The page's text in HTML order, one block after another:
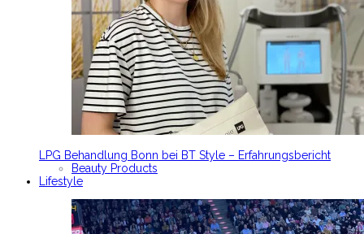
LPG Behandlung Bonn bei BT Style – Erfahrungsbericht
Beauty Products
Lifestyle